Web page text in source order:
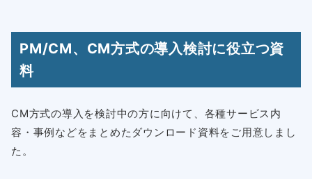
PM/CM、CM方式の導入検討に役立つ資
料
CM方式の導入を検討中の方に向けて、各種サービス内
容・事例などをまとめたダウンロード資料をご用意しまし
た。